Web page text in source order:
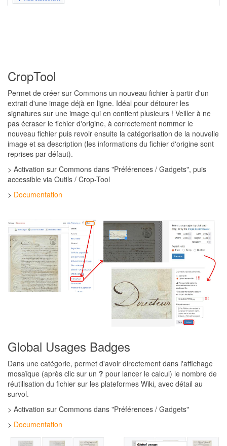
CropTool
Permet de créer sur Commons un nouveau fichier à partir d'un
extrait d'une image déjà en ligne. Idéal pour détourer les
signatures sur une image qui en contient plusieurs ! Veiller à ne
pas écraser le fichier d'origine, à correctement nommer le
nouveau fichier puis revoir ensuite la catégorisation de la nouvelle
image et sa description (les informations du fichier d'origine sont
reprises par défaut).
> Activation sur Commons dans "Préférences / Gadgets", puis
accessible via Outils / Crop-Tool
> Documentation
Global Usages Badges
Dans une catégorie, permet d'avoir directement dans l'affichage
mosaïque (après clic sur un ? pour lancer le calcul) le nombre de
réutilisation du fichier sur les plateformes Wiki, avec détail au
survol.
> Activation sur Commons dans "Préférences / Gadgets"
> Documentation